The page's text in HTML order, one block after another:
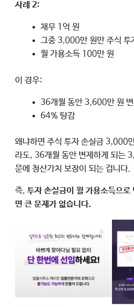
사례 2:
채무 1억 원
그중 3,000만 원만 주식 투
월 가용소득 100만 원
이 경우:
36개월 동안 3,600만 원 변
64% 탕감
왜냐하면 주식 투자 손실금 3,000
라도, 36개월 동안 변제하게 되는
문에 청산가치 보장이 되는 겁니다.
즉, 투자 손실금이 월 가용소득으로
면 큰 문제가 없습니다.